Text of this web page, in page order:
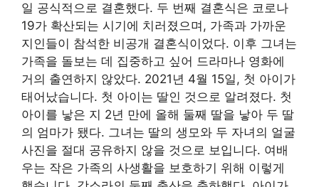
일 공식적으로 결혼했다. 두 번째 결혼식은 코로나
19가 확산되는 시기에 치러졌으며, 가족과 가까운
지인들이 참석한 비공개 결혼식이었다. 이후 그녀는
가족을 돌보는 데 집중하고 싶어 드라마나 영화에
거의 출연하지 않았다. 2021년 4월 15일, 첫 아이가
태어났습니다. 첫 아이는 딸인 것으로 알려졌다. 첫
아이를 낳은 지 2년 만에 올해 둘째 딸을 낳아 두 딸
의 엄마가 됐다. 그녀는 딸의 생모와 두 자녀의 얼굴
사진을 절대 공유하지 않을 것으로 보입니다. 여배
우는 작은 가족의 사생활을 보호하기 위해 이렇게